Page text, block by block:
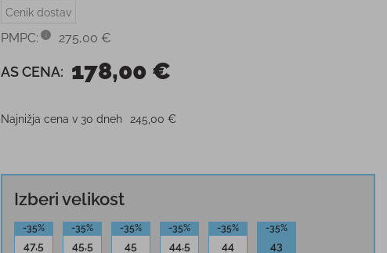
Cenik dostav
PMPC: 275,00 €
AS CENA: 178,00 €
Najnižja cena v 30 dneh 245,00 €
Izberi velikost
-35%
47,5
-35%
45,5
-35%
45
-35%
44,5
-35%
44
-35%
43